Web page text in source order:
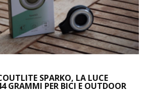
SPARKO, LA LUCE
GRAMMI PER BICI E OUTDOOR